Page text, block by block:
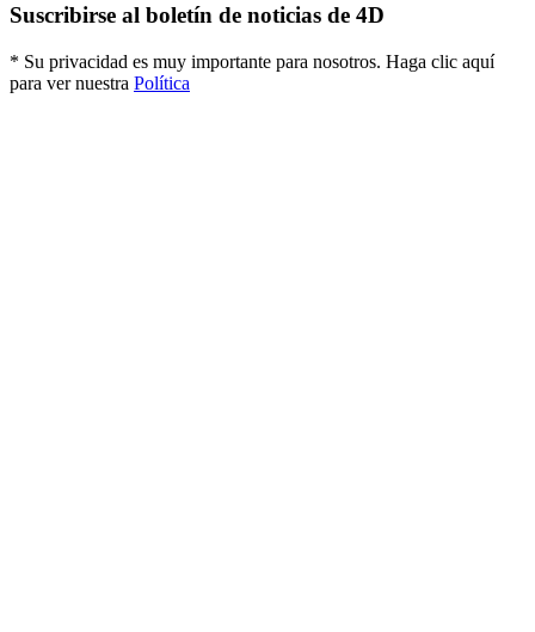
Suscribirse al boletín de noticias de 4D
* Su privacidad es muy importante para nosotros. Haga clic aquí
para ver nuestra Política